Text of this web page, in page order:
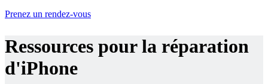
Prenez un rendez-vous
Ressources pour la réparation
d'iPhone